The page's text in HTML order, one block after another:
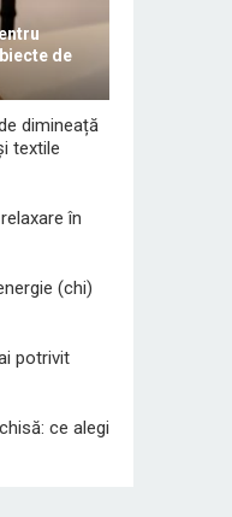
de
dimineață
textile
în
(chi)
potrivit
ce alegi